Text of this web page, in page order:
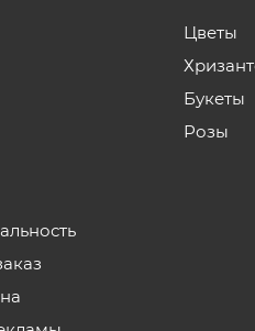
Цветы
Букеты
Розы